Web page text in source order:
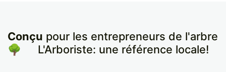
Conçu pour les entrepreneurs de l'arbre
🌳
​L'Arboriste: une référence locale!